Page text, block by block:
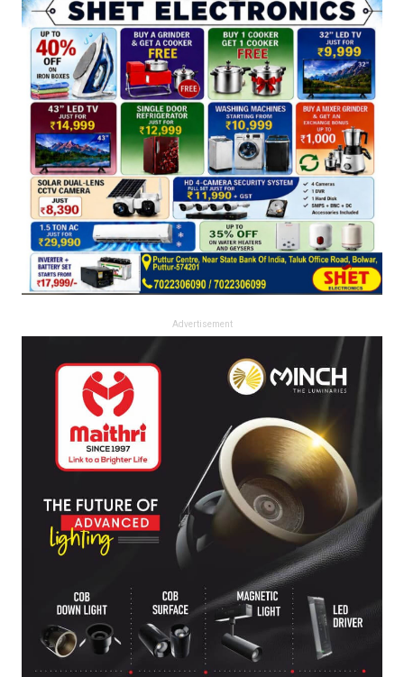
Advertisement